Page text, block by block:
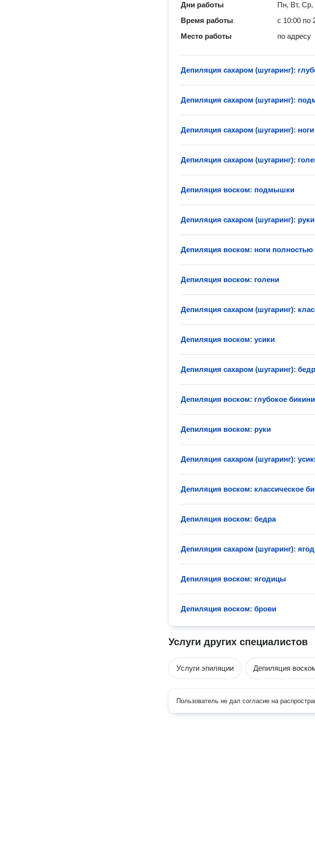
Дни работы
Пн, Вт, Ср,
Время работы
с 10:00 по
Место работы
по адресу
Депиляция сахаром (шугаринг):
Депиляция сахаром (шугаринг):
Депиляция сахаром (шугаринг):
Депиляция сахаром (шугаринг):
Депиляция воском: подмышки
Депиляция сахаром (шугаринг): руки
Депиляция воском: ноги полностью
Депиляция воском: голени
Депиляция сахаром (шугаринг):
Депиляция воском: усики
Депиляция сахаром (шугаринг):
Депиляция воском: глубокое бикини
Депиляция воском: руки
Депиляция сахаром (шугаринг):
Депиляция воском: классическое
Депиляция воском: бедра
Депиляция сахаром (шугаринг):
Депиляция воском: ягодицы
Депиляция воском: брови
Услуги других специалистов
Услуги эпиляции Депиляция
Пользователь не дал согласие на